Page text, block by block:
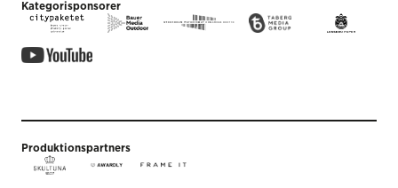
Kategorisponsorer
Produktionspartners